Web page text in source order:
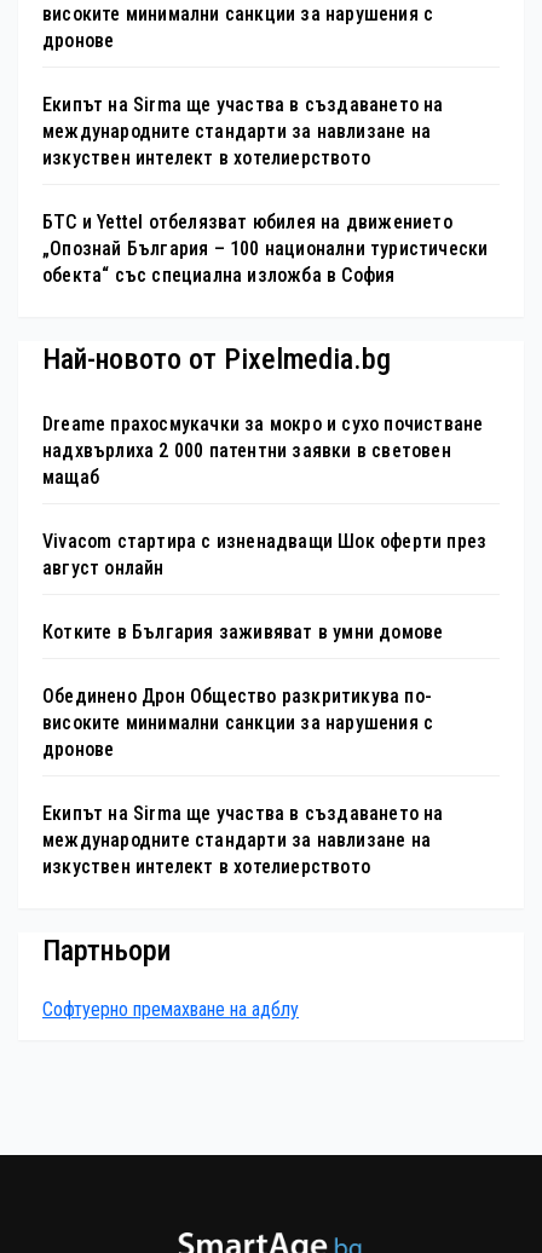
високите минимални санкции за нарушения с
дронове
Екипът на Sirma ще участва в създаването на
международните стандарти за навлизане на
изкуствен интелект в хотелиерството
БТС и Yettel отбелязват юбилея на движението
„Опознай България – 100 национални туристически
обекта“ със специална изложба в София
Най-новото от Pixelmedia.bg
Dreame прахосмукачки за мокро и сухо почистване
надхвърлиха 2 000 патентни заявки в световен
мащаб
Vivacom стартира с изненадващи Шок оферти през
август онлайн
Котките в България заживяват в умни домове
Обединено Дрон Общество разкритикува по-
високите минимални санкции за нарушения с
дронове
Екипът на Sirma ще участва в създаването на
международните стандарти за навлизане на
изкуствен интелект в хотелиерството
Партньори
Софтуерно премахване на адблу